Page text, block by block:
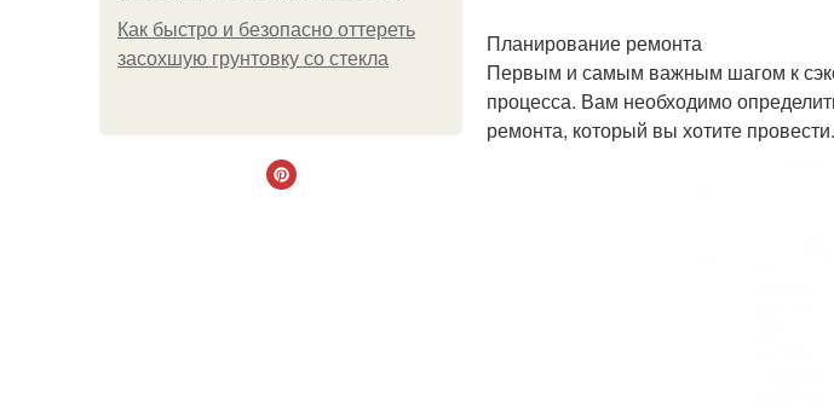
Как быстро и безопасно оттереть
засохшую грунтовку со стекла
Планирование ремонта
Первым и самым важным шагом к
процесса. Вам необходимо
ремонта, который вы хотите провести.